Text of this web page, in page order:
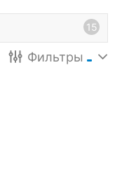
15
Фильтры